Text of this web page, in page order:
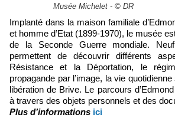
Musée Michelet - © DR
Implanté dans la maison familiale d’Edmond Michelet, résistant
et homme d’Etat (1899-1970), le musée
de la Seconde Guerre mondiale. Neuf
permettent de découvrir différents
Résistance et la Déportation, le
propagande par l’image, la vie
libération de Brive. Le parcours
à travers des objets personnels et des
Plus d’informations ici